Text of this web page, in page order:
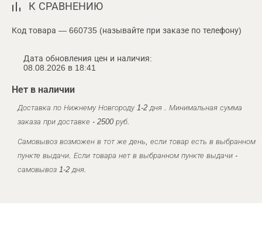
К СРАВНЕНИЮ
Код товара — 660735 (называйте при заказе по телефону)
Дата обновления цен и наличия:
08.08.2026 в 18:41
Нет в наличии
Доставка по Нижнему Новгороду 1-2 дня . Минимальная сумма
заказа при доставке - 2500 руб.
Самовывоз возможен в тот же день, если товар есть в выбранном
пункте выдачи. Если товара нет в выбранном пункте выдачи -
самовывоз 1-2 дня.